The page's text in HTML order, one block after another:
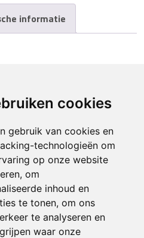
cookies
gebruik van cookies en
technologieën om
op onze website
om
inhoud en
te tonen, om ons
te analyseren en
waar onze
informatie
event waarin
over Moodle, inspiratie opdoen
over het meest gebruikte open
bestaat uit
sponsors die presentaties
vijf verschillende thema’s: